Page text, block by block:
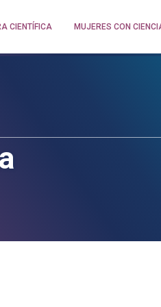
CIENTÍFICA MUJERES CON